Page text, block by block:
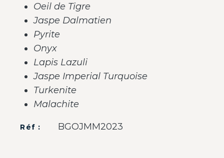
Oeil de Tigre
Jaspe Dalmatien
Pyrite
Onyx
Lapis Lazuli
Jaspe Imperial Turquoise
Turkenite
Malachite
Réf : BGOJMM2023